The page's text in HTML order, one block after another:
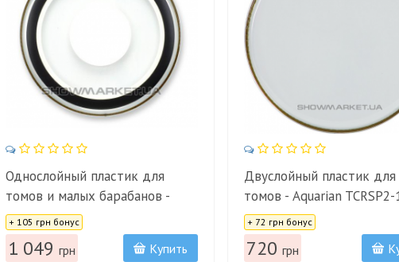
Однослойный пластик для
томов и малых барабанов -
Aquarian SXPD10
Цена:
+ 105 грн бонус
1 049 грн Купить
Двуслойный пластик для
томов - Aquarian TCRSP2-
Цена:
+ 72 грн бонус
720 грн